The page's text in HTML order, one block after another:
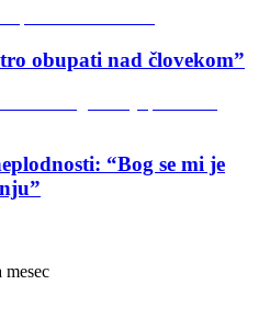
obupati nad človekom”
“Bog se mi je